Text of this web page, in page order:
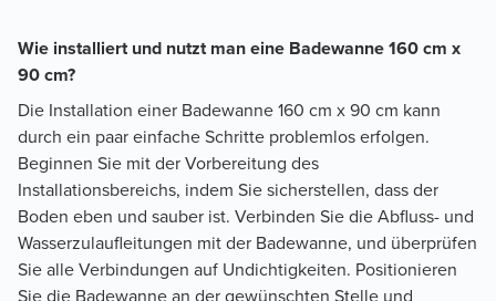
Wie installiert und nutzt man eine Badewanne 160 cm x
90 cm?
Die Installation einer Badewanne 160 cm x 90 cm kann
durch ein paar einfache Schritte problemlos erfolgen.
Beginnen Sie mit der Vorbereitung des
Installationsbereichs, indem Sie sicherstellen, dass der
Boden eben und sauber ist. Verbinden Sie die Abfluss- und
Wasserzulaufleitungen mit der Badewanne, und überprüfen
Sie alle Verbindungen auf Undichtigkeiten. Positionieren
Sie die Badewanne an der gewünschten Stelle und